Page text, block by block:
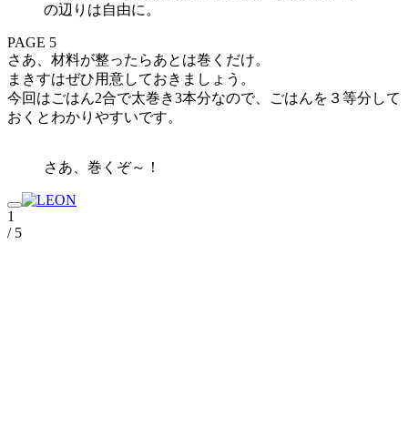
の辺りは自由に。
PAGE 5
さあ、材料が整ったらあとは巻くだけ。
まきすはぜひ用意しておきましょう。
今回はごはん2合で太巻き3本分なので、ごはんを３等分して
おくとわかりやすいです。
さあ、巻くぞ～！
1
/ 5